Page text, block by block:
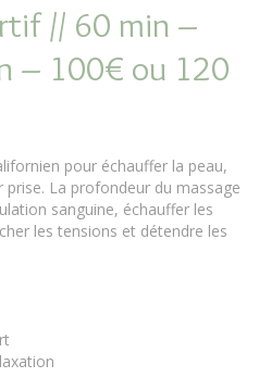
// 60 min –
– 100€ ou 120
pour échauffer la peau,
La profondeur du massage
sanguine, échauffer les
les tensions et détendre les